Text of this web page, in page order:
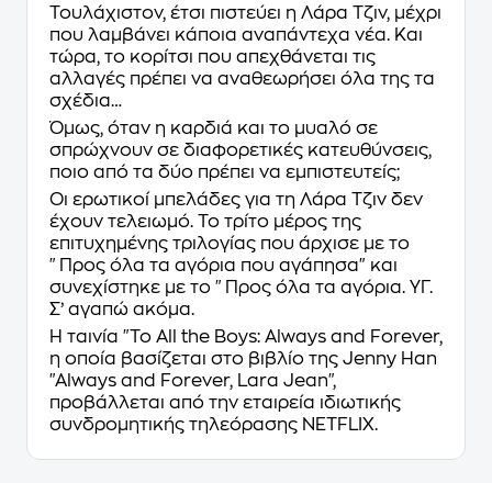
Τουλάχιστον, έτσι πιστεύει η Λάρα Τζιν, μέχρι
που λαμβάνει κάποια αναπάντεχα νέα. Και
τώρα, το κορίτσι που απεχθάνεται τις
αλλαγές πρέπει να αναθεωρήσει όλα της τα
σχέδια…
Όμως, όταν η καρδιά και το μυαλό σε
σπρώχνουν σε διαφορετικές κατευθύνσεις,
ποιο από τα δύο πρέπει να εμπιστευτείς;
Οι ερωτικοί μπελάδες για τη Λάρα Τζιν δεν
έχουν τελειωμό. Το τρίτο μέρος της
επιτυχημένης τριλογίας που άρχισε με το
"Προς όλα τα αγόρια που αγάπησα" και
συνεχίστηκε με το "Προς όλα τα αγόρια. ΥΓ.
Σ’ αγαπώ ακόμα.
Η ταινία "To All the Boys: Always and Forever,
η οποία βασίζεται στο βιβλίο της Jenny Han
"Always and Forever, Lara Jean",
προβάλλεται από την εταιρεία ιδιωτικής
συνδρομητικής τηλεόρασης NETFLIX.